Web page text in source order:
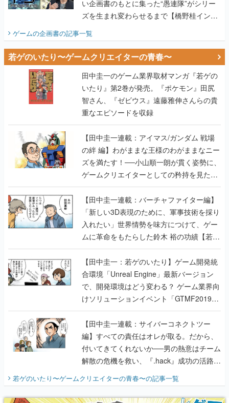
い企画書のもとに集った“愚連隊”がシリー
ズを生まれ変わらせるまで【橋野桂インタ
ゲームの企画書の記事一覧
若ゲのいたり〜ゲームクリエイターの青春〜
田中圭一のゲーム業界取材マンガ『若ゲの
いたり』第2巻が発売。『ポケモン』田尻
智さん、『ゼビウス』遠藤雅伸さんらの貴
重なエピソードを収録
【田中圭一連載：アイマス/ガンダム 戦場
の絆 編】わがままな王様のわがままなニー
ズを満たす！──小山順一朗が貫く姿勢に、
ゲームクリエイターとしての矜持を見た
【若ゲのいたり最終回】
【田中圭一連載：バーチャファイター編】
「新しい3D表現のために、軍事技術を採り
入れたい」世界情勢を味方につけて、ゲー
ムに革命をもたらした鈴木 裕の功績【若ゲ
のいたり】
【田中圭一：若ゲのいたり】ゲーム開発統
合環境「Unreal Engine」最新バージョン
で、開発環境はどう変わる？ ゲーム業界向
けソリューションイベント「GTMF2019」
に行って、より理解を深めよう【PR】
【田中圭一連載：サイバーコネクトツー
編】すべての責任はオレが取る。だから、
付いてきてくれないか──男の熱意はチーム
解散の危機を救い、『.hack』成功の活路を
『少年ジャンプ』色だった【若ゲのいた
り】
若ゲのいたり〜ゲームクリエイターの青春〜の記事一覧